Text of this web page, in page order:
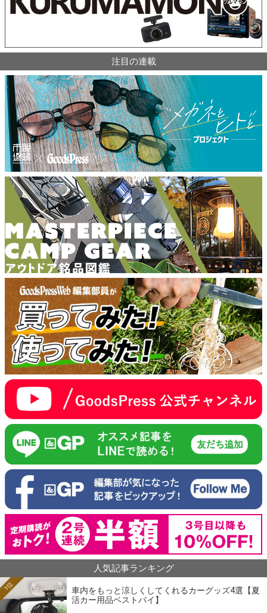
注目の連載
人気記事ランキング
車内をもっと涼しくしてくれるカーグッズ4選【夏
活カー用品ベストバイ】
1位